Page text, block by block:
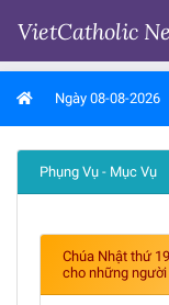
VietCatholic
Ngày 08-08-2026
Phụng Vụ - Mục Vụ
Chúa Nhật thứ
cho những